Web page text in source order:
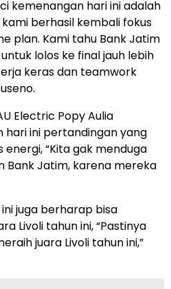
kemenangan hari ini adalah
berhasil kembali fokus
plan. Kami tahu Bank Jatim
lolos ke final jauh lebih
keras dan teamwork
Electric Popy Aulia
hari ini pertandingan yang
“Kita gak menduga
Bank Jatim, karena mereka
juga berharap bisa
Livoli tahun ini, “Pastinya
juara Livoli tahun ini,”